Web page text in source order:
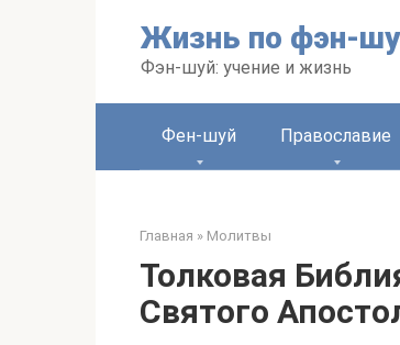
Жизнь по фэн-
Фэн-шуй: учение и жизнь
Фен-шуй Православие
Главная » Молитвы
Толковая
Святого